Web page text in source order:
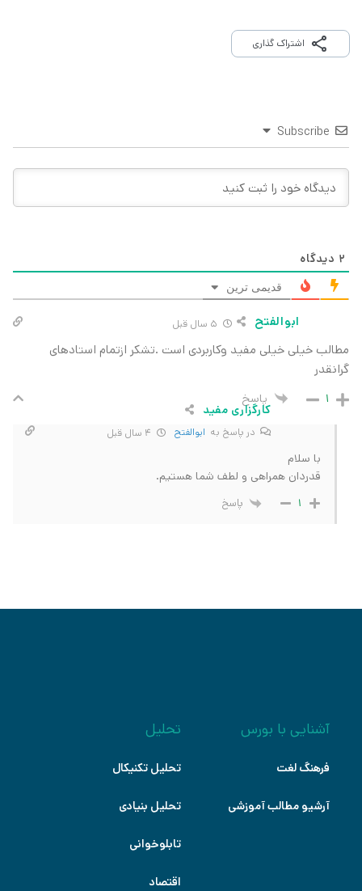
اشتراک گذاری
Subscribe
2 دیدگاه
قدیمی ترین
ابوالفتح
مطالب خیلی خیلی مفید وکاربردی است .تشکر ازتمام استادهای
گرانقدر
1 پاسخ
کارگزاری مفید
در پاسخ به ابوالفتح
با سلام
قدردان همراهی و لطف شما هستیم.
1 پاسخ
آشنایی با بورس
فرهنگ لغت
آرشیو مطالب آموزشی
تحلیل
تحلیل تکنیکال
تحلیل بنیادی
تابلوخوانی
اقتصاد